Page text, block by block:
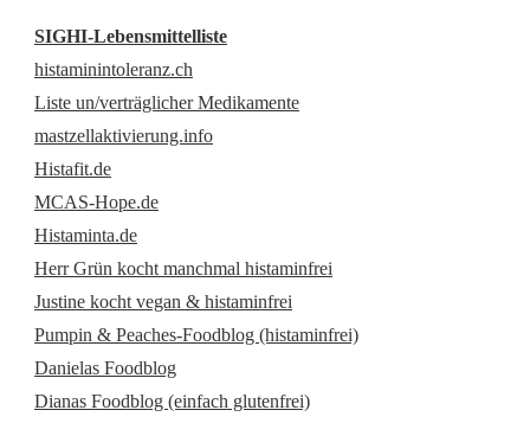
SIGHI-Lebensmittelliste
histaminintoleranz.ch
Liste un/verträglicher Medikamente
mastzellaktivierung.info
Histafit.de
MCAS-Hope.de
Histaminta.de
Herr Grün kocht manchmal histaminfrei
Justine kocht vegan & histaminfrei
Pumpin & Peaches-Foodblog (histaminfrei)
Danielas Foodblog
Dianas Foodblog (einfach glutenfrei)